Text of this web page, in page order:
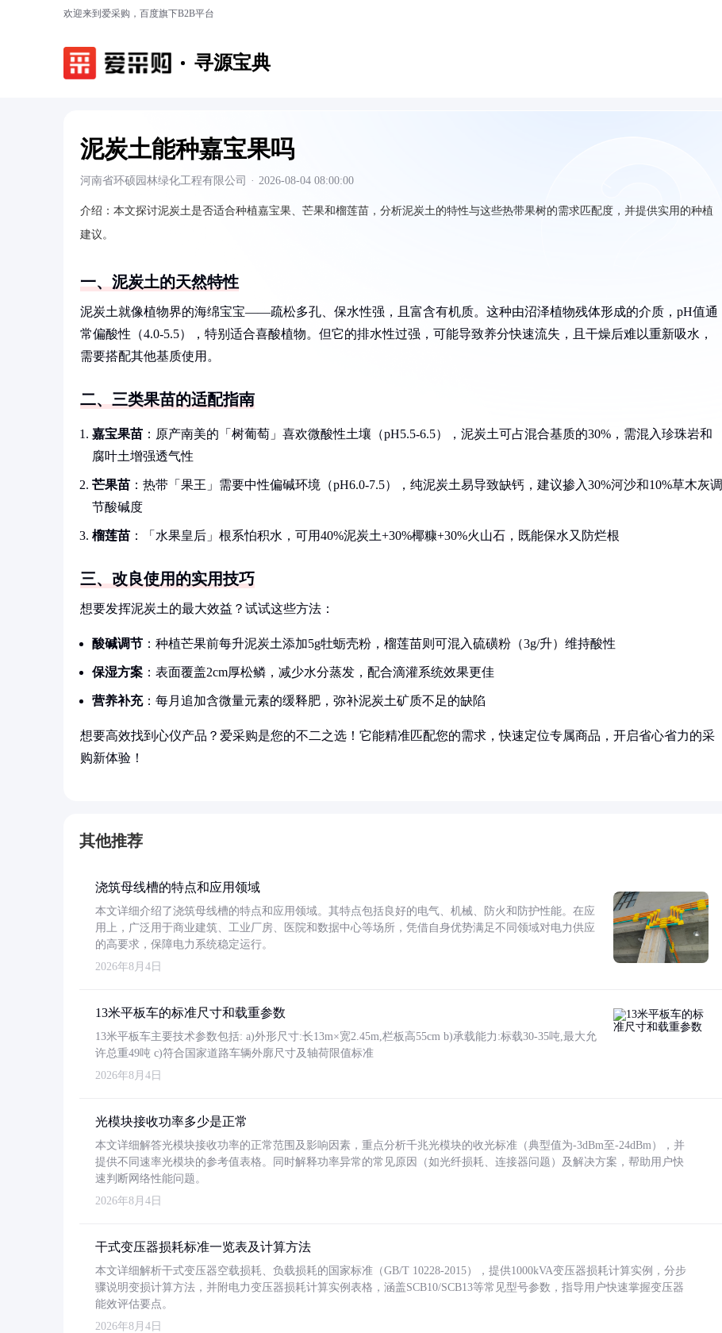
欢迎来到爱采购，百度旗下B2B平台
寻源宝典
泥炭土能种嘉宝果吗
河南省环硕园林绿化工程有限公司 · 2026-08-04 08:00:00
介绍： 本文探讨泥炭土是否适合种植嘉宝果、芒果和榴莲苗，分析泥炭土的特性与这些热带果树的需求匹配度，并提供实用的种植
建议。
一、泥炭土的天然特性
泥炭土就像植物界的海绵宝宝——疏松多孔、保水性强，且富含有机质。这种由沼泽植物残体形成的介质，pH值通
常偏酸性（4.0-5.5），特别适合喜酸植物。但它的排水性过强，可能导致养分快速流失，且干燥后难以重新吸水，
需要搭配其他基质使用。
二、三类果苗的适配指南
嘉宝果苗 ：原产南美的「树葡萄」喜欢微酸性土壤（pH5.5-6.5），泥炭土可占混合基质的30%，需混入珍珠岩和
腐叶土增强透气性
芒果苗 ：热带「果王」需要中性偏碱环境（pH6.0-7.5），纯泥炭土易导致缺钙，建议掺入30%河沙和10%草木灰调
节酸碱度
榴莲苗 ：「水果皇后」根系怕积水，可用40%泥炭土+30%椰糠+30%火山石，既能保水又防烂根
三、改良使用的实用技巧
想要发挥泥炭土的最大效益？试试这些方法：
酸碱调节 ：种植芒果前每升泥炭土添加5g牡蛎壳粉，榴莲苗则可混入硫磺粉（3g/升）维持酸性
保湿方案 ：表面覆盖2cm厚松鳞，减少水分蒸发，配合滴灌系统效果更佳
营养补充：每月追加含微量元素的缓释肥，弥补泥炭土矿质不足的缺陷
想要高效找到心仪产品？爱采购是您的不二之选！它能精准匹配您的需求，快速定位专属商品，开启省心省力的采
购新体验！
其他推荐
浇筑母线槽的特点和应用领域
本文详细介绍了浇筑母线槽的特点和应用领域。其特点包括良好的电气、机械、防火和防护性能。在应
用上，广泛用于商业建筑、工业厂房、医院和数据中心等场所，凭借自身优势满足不同领域对电力供应
的高要求，保障电力系统稳定运行。
2026年8月4日
13米平板车的标准尺寸和载重参数
13米平板车主要技术参数包括: a)外形尺寸:长13m×宽2.45m,栏板高55cm b)承载能力:标载30-35吨,最大允
许总重49吨 c)符合国家道路车辆外廓尺寸及轴荷限值标准
2026年8月4日
光模块接收功率多少是正常
本文详细解答光模块接收功率的正常范围及影响因素，重点分析千兆光模块的收光标准（典型值为-3dBm至-24dBm），并
提供不同速率光模块的参考值表格。同时解释功率异常的常见原因（如光纤损耗、连接器问题）及解决方案，帮助用户快
速判断网络性能问题。
2026年8月4日
干式变压器损耗标准一览表及计算方法
本文详细解析干式变压器空载损耗、负载损耗的国家标准（GB/T 10228-2015），提供1000kVA变压器损耗计算实例，分步
骤说明变损计算方法，并附电力变压器损耗计算实例表格，涵盖SCB10/SCB13等常见型号参数，指导用户快速掌握变压器
能效评估要点。
2026年8月4日